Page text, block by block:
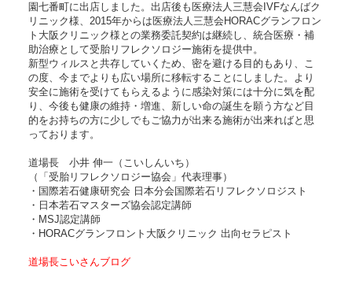
園七番町に出店しました。出店後も医療法人三慧会IVFなんばク
リニック様、2015年からは医療法人三慧会HORACグランフロン
ト大阪クリニック様との業務委託契約は継続し、統合医療・補
助治療として受胎リフレクソロジー施術を提供中。
新型ウィルスと共存していくため、密を避ける目的もあり、こ
の度、今までよりも広い場所に移転することにしました。より
安全に施術を受けてもらえるように感染対策には十分に気を配
り、今後も健康の維持・増進、新しい命の誕生を願う方など目
的をお持ちの方に少しでもご協力が出来る施術が出来ればと思
っております。
道場長 小井 伸一（こいしんいち）
（「受胎リフレクソロジー協会」代表理事）
・国際若石健康研究会 日本分会国際若石リフレクソロジスト
・日本若石マスターズ協会認定講師
・MSJ認定講師
・HORACグランフロント大阪クリニック 出向セラピスト
道場長こいさんブログ